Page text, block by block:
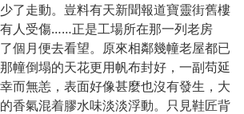
了走動。豈料有天新聞報道寶靈街舊樓
人受傷……正是工場所在那一列老房
個月便去看望。原來相鄰幾幢老屋都已
幢倒塌的天花更用帆布封好，一副苟延
而無恙，表面好像甚麼也沒有發生，大
香氣混着膠水味淡淡浮動。只見鞋匠背